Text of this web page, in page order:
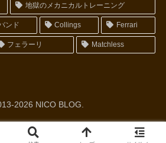
地獄のメカニカルトレーニング
ンド Collings Ferrari
フェラーリ Matchless
2026 NICO BLOG.